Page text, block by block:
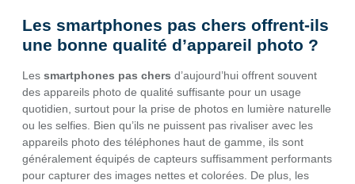
Les smartphones pas chers offrent-ils
une bonne qualité d’appareil photo ?
Les smartphones pas chers d’aujourd’hui offrent souvent
des appareils photo de qualité suffisante pour un usage
quotidien, surtout pour la prise de photos en lumière naturelle
ou les selfies. Bien qu’ils ne puissent pas rivaliser avec les
appareils photo des téléphones haut de gamme, ils sont
généralement équipés de capteurs suffisamment performants
pour capturer des images nettes et colorées. De plus, les